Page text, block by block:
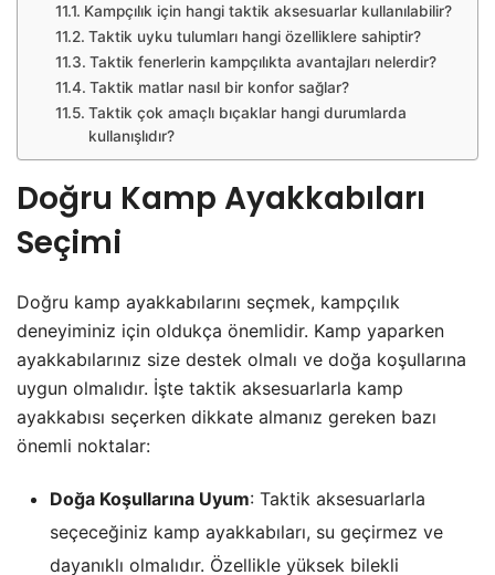
Kampçılık için hangi taktik aksesuarlar kullanılabilir?
Taktik uyku tulumları hangi özelliklere sahiptir?
Taktik fenerlerin kampçılıkta avantajları nelerdir?
Taktik matlar nasıl bir konfor sağlar?
Taktik çok amaçlı bıçaklar hangi durumlarda
kullanışlıdır?
Doğru Kamp Ayakkabıları
Seçimi
Doğru kamp ayakkabılarını seçmek, kampçılık
deneyiminiz için oldukça önemlidir. Kamp yaparken
ayakkabılarınız size destek olmalı ve doğa koşullarına
uygun olmalıdır. İşte taktik aksesuarlarla kamp
ayakkabısı seçerken dikkate almanız gereken bazı
önemli noktalar:
Doğa Koşullarına Uyum: Taktik aksesuarlarla
seçeceğiniz kamp ayakkabıları, su geçirmez ve
dayanıklı olmalıdır. Özellikle yüksek bilekli